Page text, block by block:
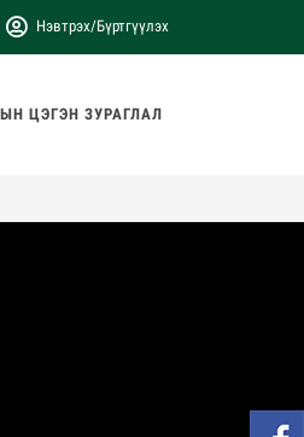
Нэвтрэх/Бүртгүүлэх
ЦЭГЭН ЗУРАГЛАЛ